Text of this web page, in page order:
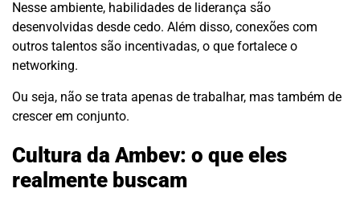
Nesse ambiente, habilidades de liderança são
desenvolvidas desde cedo. Além disso, conexões com
outros talentos são incentivadas, o que fortalece o
networking.
Ou seja, não se trata apenas de trabalhar, mas também de
crescer em conjunto.
Cultura da Ambev: o que eles
realmente buscam